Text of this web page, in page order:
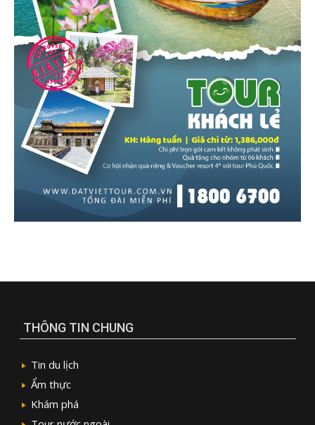
THÔNG TIN CHUNG
Tin du lịch
Ẩm thực
Khám phá